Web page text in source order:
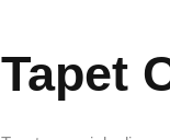
Tapet